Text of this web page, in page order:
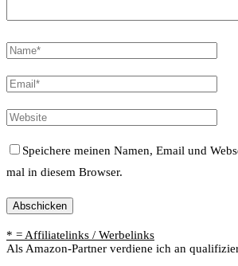
Speichere meinen Namen, Email und
mal in diesem Browser.
* = Affiliatelinks / Werbelinks
Als Amazon-Partner verdiene ich an